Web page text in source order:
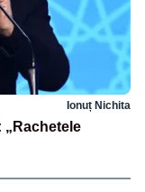
Ionuț Nichita
„Rachetele